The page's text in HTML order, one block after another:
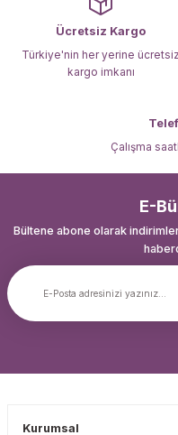
Ücretsiz Kargo
Türkiye'nin her yerine ücretsiz
kargo imkanı
Çalışma
E-
Bültene abone olarak
Kurumsal